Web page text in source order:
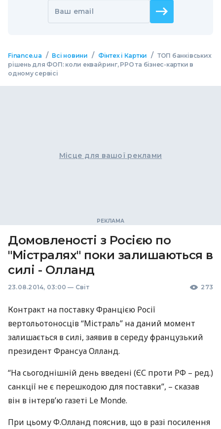
Ваш email
Finance.ua / Всі новини / Фінтех і Картки / ТОП банківських
рішень для ФОП: коли еквайринг, РРО та бізнес-картки в
одному сервісі
Місце для вашої реклами
Домовленості з Росією по
"Містралях" поки залишаються в
силі - Олланд
23.08.2014, 03:00 — Світ 273
Контракт на поставку Францією Росії
вертольотоносців “Містраль” на даний момент
залишається в силі, заявив в середу французький
президент Франсуа Олланд.
“На сьогоднішній день введені (ЄС проти РФ – ред.)
санкції не є перешкодою для поставки”, – сказав
він в інтерв’ю газеті Le Monde.
При цьому Ф.Олланд пояснив, що в разі посилення